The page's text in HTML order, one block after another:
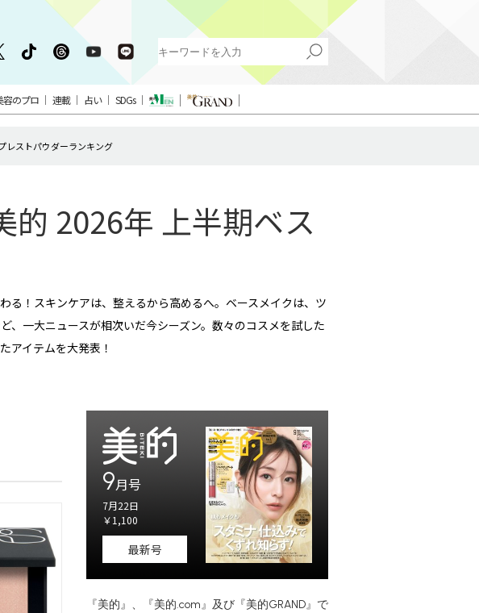
容のプロ 連載 占い SDGs
レストパウダーランキング
的 2026年 上半期ベス
る！スキンケアは、整えるから高めるへ。ベースメイクは、ツ
一大ニュースが相次いだ今シーズン。数々のコスメを試した
アイテムを大発表！
9月号
7月22日
￥1,100
最新号
『美的』、『美的.com』及び『美的GRAND』で